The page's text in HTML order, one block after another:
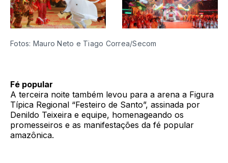
Fotos: Mauro Neto e Tiago Correa/Secom
Fé popular
A terceira noite também levou para a arena a Figura
Típica Regional “Festeiro de Santo”, assinada por
Denildo Teixeira e equipe, homenageando os
promesseiros e as manifestações da fé popular
amazônica.